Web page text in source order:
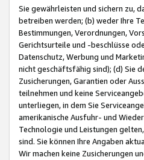
Sie gewährleisten und sichern zu,
betreiben werden; (b) weder Ihre
Bestimmungen, Verordnungen,
Gerichtsurteile und -beschlüsse
Datenschutz, Werbung und
nicht geschäftsfähig sind); (d) Sie
Zusicherungen, Garantien oder
teilnehmen und keine
unterliegen, in dem Sie
amerikanische Ausfuhr- und
Technologie und Leistungen
sind. Sie können Ihre Angaben
Wir machen keine Zusicherungen